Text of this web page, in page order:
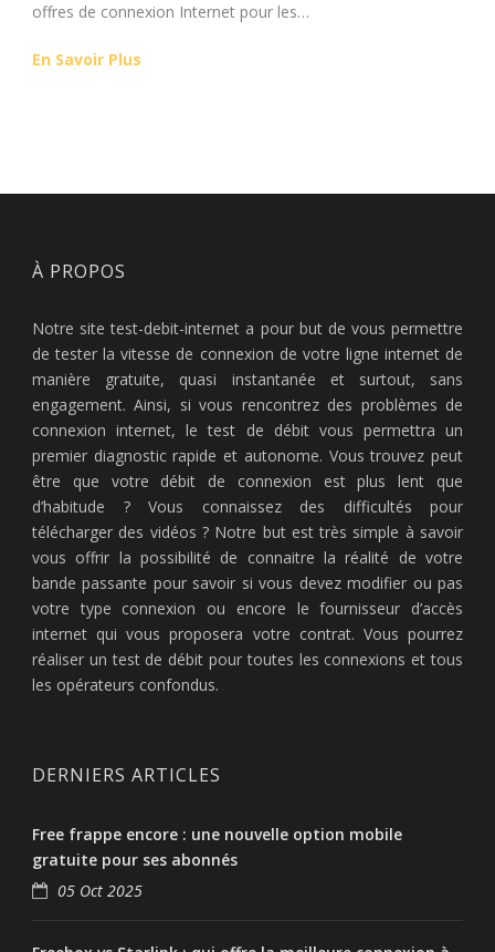
offres de connexion Internet pour les…
En Savoir Plus
À PROPOS
Notre site test-debit-internet a pour but de vous permettre
de tester la vitesse de connexion de votre ligne internet de
manière gratuite, quasi instantanée et surtout, sans
engagement. Ainsi, si vous rencontrez des problèmes de
connexion internet, le test de débit vous permettra un
premier diagnostic rapide et autonome. Vous trouvez peut
être que votre débit de connexion est plus lent que
d’habitude ? Vous connaissez des difficultés pour
télécharger des vidéos ? Notre but est très simple à savoir
vous offrir la possibilité de connaitre la réalité de votre
bande passante pour savoir si vous devez modifier ou pas
votre type connexion ou encore le fournisseur d’accès
internet qui vous proposera votre contrat. Vous pourrez
réaliser un test de débit pour toutes les connexions et tous
les opérateurs confondus.
DERNIERS ARTICLES
Free frappe encore : une nouvelle option mobile
gratuite pour ses abonnés
05 Oct 2025